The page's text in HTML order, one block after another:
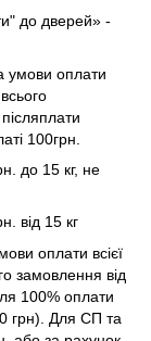
до дверей» -
умови оплати
100грн.
до 15 кг, не
від 15 кг
оплати всієї
замовлення від
100% оплати
грн). Для СП та